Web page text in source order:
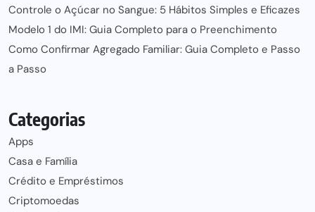
Controle o Açúcar no Sangue: 5 Hábitos Simples e Eficazes
Modelo 1 do IMI: Guia Completo para o Preenchimento
Como Confirmar Agregado Familiar: Guia Completo e Passo
a Passo
Categorias
Apps
Casa e Família
Crédito e Empréstimos
Criptomoedas